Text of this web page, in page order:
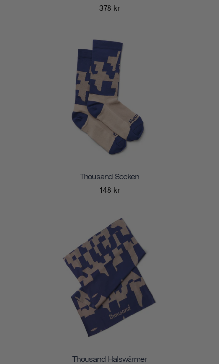
378 kr
Thousand Socken
148 kr
Thousand Halswärmer